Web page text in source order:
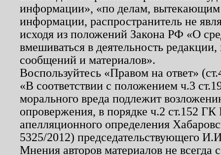
информации», «по делам, вытекающим
информации, распространитель не
исходя из положений Закона РФ «О
вмешиваться в деятельность
сообщений и материалов».
Воспользуйтесь «Правом на ответ»
«В соответствии с положением ч.3
морального вреда подлежит
опровержения, в порядке ч.2 ст.152
апелляционного определения
5325/2012) председательствующего
Мнения авторов материалов не